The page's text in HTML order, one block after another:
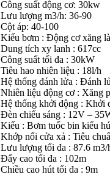
Công suất động cơ: 30kw
Lưu lượng m3/h: 36-90
Cột áp: 40-100
Kiểu bơm : Động cơ xăng
Dung tích xy lanh : 617cc
Công suất tối đa : 30kW
Tiêu hao nhiên liệu : 18l/h
Hệ thống đánh lửa : Đánh
Nhiên liệu động cơ : Xăng
Hệ thống khởi động : Khởi
Đèn chiếu sáng : 12V –
Kiểu : Bơm tuốc bin kiểu
Khớp nối cửa xả : Tiêu
Lưu lượng tối đa : 87.6 m3/
Đẩy cao tối đa : 102m
Chiều cao hút tối đa : 9m